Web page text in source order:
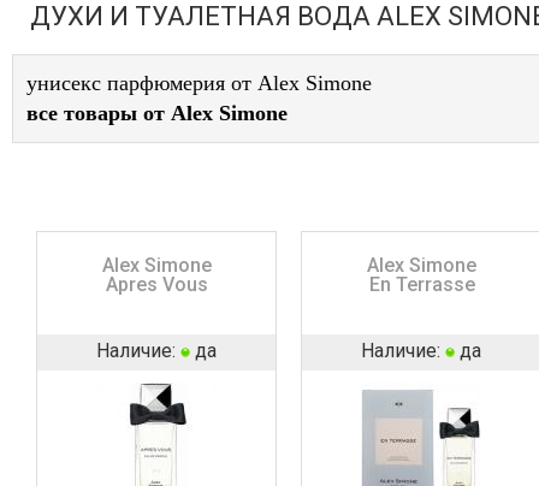
ДЕКОРАТИВНАЯ КОСМЕТИКА
ДУХИ И ТУАЛЕТНАЯ ВОДА ALEX
унисекс парфюмерия от Alex Simone
все товары от Alex Simone
Alex Simone
Apres Vous
Наличие: да
Alex Simone
En Terrasse
Наличие: да